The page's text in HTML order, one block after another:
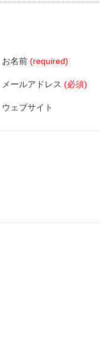
お名前 (required)
メールアドレス (必須)
ウェブサイト